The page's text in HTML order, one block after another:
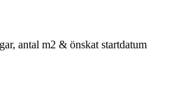
antal m2 & önskat startdatum